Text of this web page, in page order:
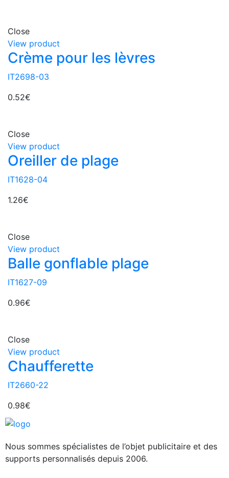
Close
View product
Crème pour les lèvres
IT2698-03
0.52€
Close
View product
Oreiller de plage
IT1628-04
1.26€
Close
View product
Balle gonflable plage
IT1627-09
0.96€
Close
View product
Chaufferette
IT2660-22
0.98€
Nous sommes spécialistes de l’objet publicitaire et des
supports personnalisés depuis 2006.